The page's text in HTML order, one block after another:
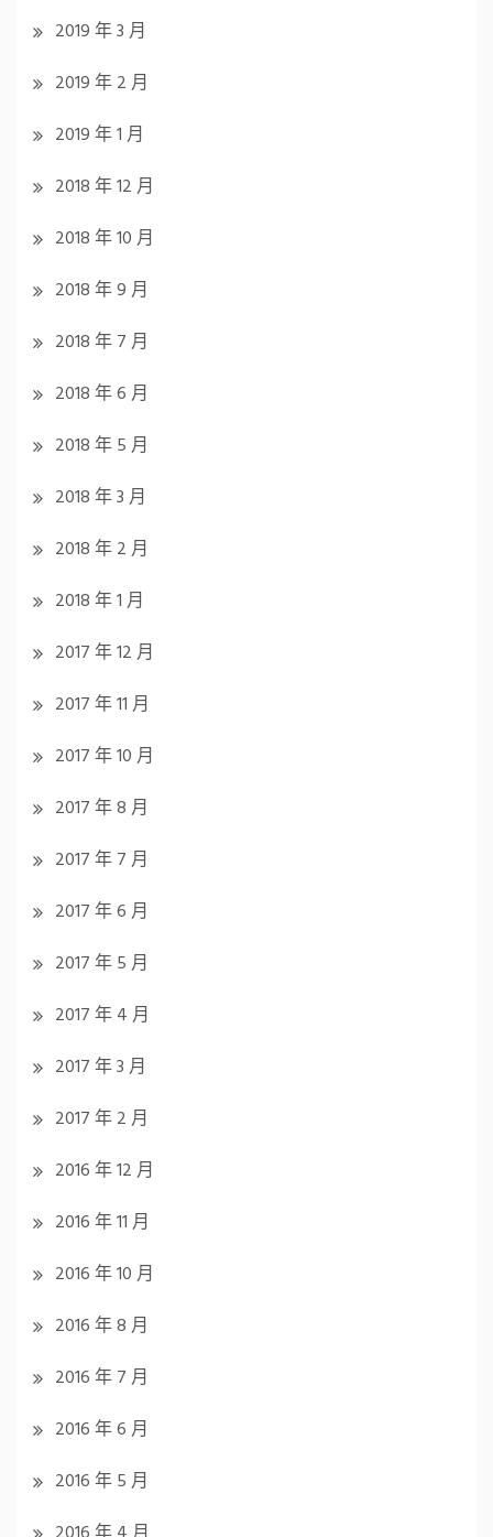
2019 年 3 月
2019 年 2 月
2019 年 1 月
2018 年 12 月
2018 年 10 月
2018 年 9 月
2018 年 7 月
2018 年 6 月
2018 年 5 月
2018 年 3 月
2018 年 2 月
2018 年 1 月
2017 年 12 月
2017 年 11 月
2017 年 10 月
2017 年 8 月
2017 年 7 月
2017 年 6 月
2017 年 5 月
2017 年 4 月
2017 年 3 月
2017 年 2 月
2016 年 12 月
2016 年 11 月
2016 年 10 月
2016 年 8 月
2016 年 7 月
2016 年 6 月
2016 年 5 月